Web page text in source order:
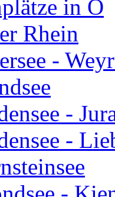
in Ö
Rhein
-
-
-